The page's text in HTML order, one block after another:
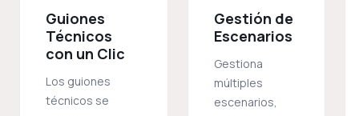
Guiones
Técnicos
con un Clic
Los guiones
técnicos se
Gestión de
Escenarios
Gestiona
múltiples
escenarios,